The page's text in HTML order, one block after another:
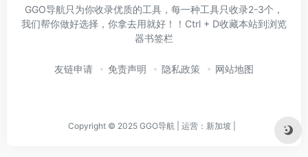
GGO导航只为你收录优质的工具，每一种工具只收录2-3个，
我们帮你做好选择，你拿去用就好！！Ctrl + D收藏本站到浏览
器书签栏
友链申请 免责声明 隐私政策 网站地图
Copyright © 2025 GGO导航 | 运营：新加坡 |